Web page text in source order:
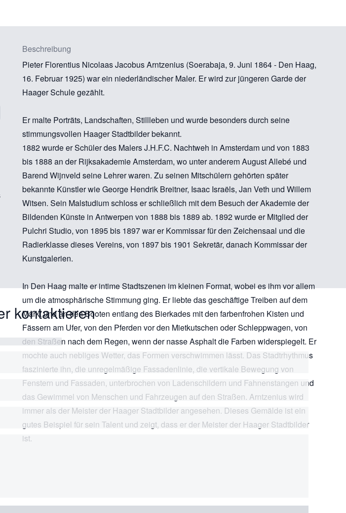
Beschreibung
Pieter Florentius Nicolaas Jacobus Arntzenius (Soerabaja, 9. Juni 1864 - Den Haag,
16. Februar 1925) war ein niederländischer Maler. Er wird zur jüngeren Garde der
Haager Schule gezählt.
Er malte Porträts, Landschaften, Stillleben und wurde besonders durch seine
stimmungsvollen Haager Stadtbilder bekannt.
1882 wurde er Schüler des Malers J.H.F.C. Nachtweh in Amsterdam und von 1883
bis 1888 an der Rijksakademie Amsterdam, wo unter anderem August Allebé und
Barend Wijnveld seine Lehrer waren. Zu seinen Mitschülern gehörten später
bekannte Künstler wie George Hendrik Breitner, Isaac Israëls, Jan Veth und Willem
Witsen. Sein Malstudium schloss er schließlich mit dem Besuch der Akademie der
Bildenden Künste in Antwerpen von 1888 bis 1889 ab. 1892 wurde er Mitglied der
Pulchri Studio, von 1895 bis 1897 war er Kommissar für den Zeichensaal und die
Radierklasse dieses Vereins, von 1897 bis 1901 Sekretär, danach Kommissar der
Kunstgalerien.
In Den Haag malte er intime Stadtszenen im kleinen Format, wobei es ihm vor allem
um die atmosphärische Stimmung ging. Er liebte das geschäftige Treiben auf dem
Markt und an den Booten entlang des Bierkades mit den farbenfrohen Kisten und
Fässern am Ufer, von den Pferden vor den Mietkutschen oder Schleppwagen, von
den Straßen nach dem Regen, wenn der nasse Asphalt die Farben widerspiegelt. Er
mochte auch nebliges Wetter, das Formen verschwimmen lässt. Das Stadtrhythmus
faszinierte ihn, die unregelmäßige Fassadenlinie, die vertikale Bewegung von
Fenstern und Fassaden, unterbrochen von Ladenschildern und Fahnenstangen und
das Gewimmel von Menschen und Fahrzeugen auf den Straßen. Arntzenius wird
immer als der Meister der Haager Stadtbilder angesehen. Dieses Gemälde ist ein
gutes Beispiel für sein Talent und zeigt, dass er der Meister der Haager Stadtbilder
ist.
kontaktieren